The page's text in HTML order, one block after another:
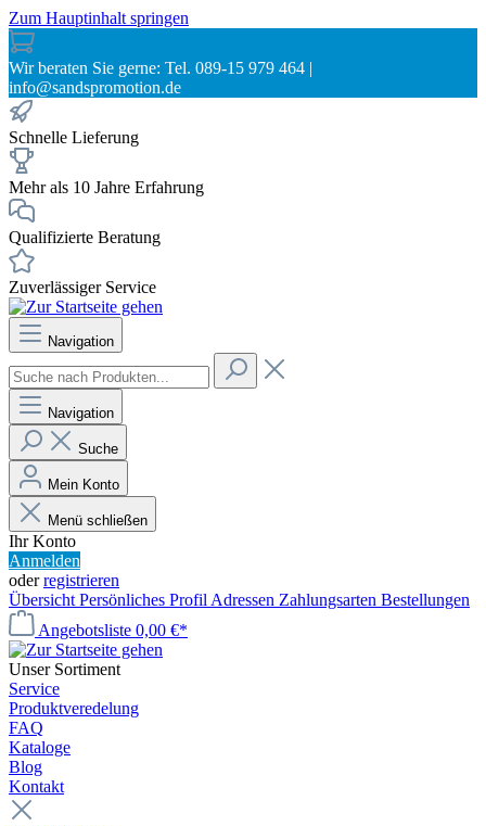
Zum Hauptinhalt springen
Wir beraten Sie gerne: Tel. 089-15 979 464 |
info@sandspromotion.de
Schnelle Lieferung
Mehr als 10 Jahre Erfahrung
Qualifizierte Beratung
Zuverlässiger Service
Navigation
Navigation
Suche
Mein Konto
Menü schließen
Ihr Konto
Anmelden
oderregistrieren
Übersicht Persönliches Profil Adressen Zahlungsarten Bestellungen
Angebotsliste 0,00 €*
Unser Sortiment
Service
Produktveredelung
FAQ
Kataloge
Blog
Kontakt